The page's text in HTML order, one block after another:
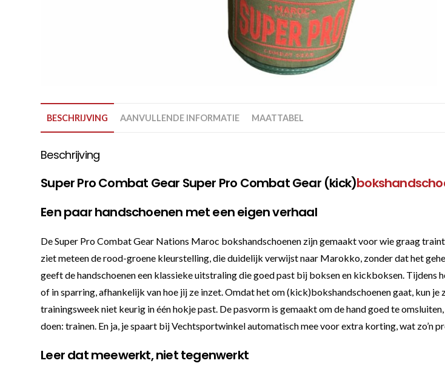
BESCHRIJVING AANVULLENDE INFORMATIE MAATTABEL
Beschrijving
Super Pro Combat Gear Super Pro Combat Gear (kick)
Een paar handschoenen met een eigen verhaal
De Super Pro Combat Gear Nations Maroc bokshandschoenen zijn gemaakt voor wie graag
ziet meteen de rood-groene kleurstelling, die duidelijk verwijst naar Marokko, zonder dat het
geeft de handschoenen een klassieke uitstraling die goed past bij boksen en kickboksen. Tijdens
of in sparring, afhankelijk van hoe jij ze inzet. Omdat het om (kick)bokshandschoenen gaat, kun
trainingsweek niet keurig in één hokje past. De pasvorm is gemaakt om de hand goed te
doen: trainen. En ja, je spaart bij Vechtsportwinkel automatisch mee voor extra korting, wat zo’n
Leer dat meewerkt, niet tegenwerkt